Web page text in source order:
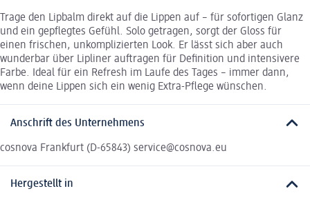
Trage den Lipbalm direkt auf die Lippen auf – für sofortigen Glanz
und ein gepflegtes Gefühl. Solo getragen, sorgt der Gloss für
einen frischen, unkomplizierten Look. Er lässt sich aber auch
wunderbar über Lipliner auftragen für Definition und intensivere
Farbe. Ideal für ein Refresh im Laufe des Tages – immer dann,
wenn deine Lippen sich ein wenig Extra-Pflege wünschen.
Anschrift des Unternehmens
cosnova Frankfurt (D-65843) service@cosnova.eu
Hergestellt in